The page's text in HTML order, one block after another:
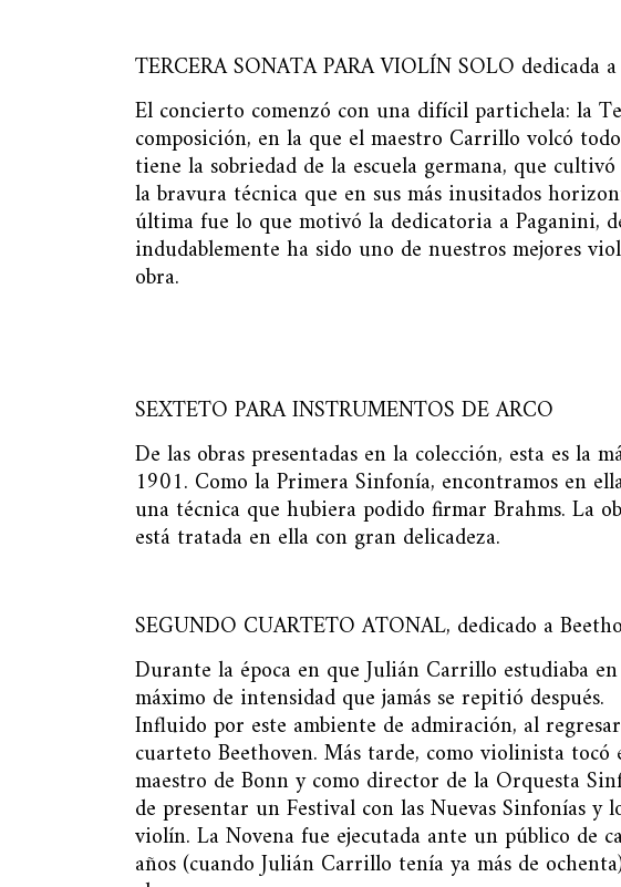
TERCERA SONATA PARA VIOLÍN SOLO dedicada
El concierto comenzó con una difícil partichela: la
composición, en la que el maestro Carrillo volcó
tiene la sobriedad de la escuela germana, que
la bravura técnica que en sus más inusitados
última fue lo que motivó la dedicatoria a Paganini,
indudablemente ha sido uno de nuestros mejores
obra.
SEXTETO PARA INSTRUMENTOS DE ARCO
De las obras presentadas en la colección, esta es la
1901. Como la Primera Sinfonía, encontramos en
una técnica que hubiera podido firmar Brahms. La
está tratada en ella con gran delicadeza.
SEGUNDO CUARTETO ATONAL, dedicado a
Durante la época en que Julián Carrillo estudiaba
máximo de intensidad que jamás se repitió después.
Influido por este ambiente de admiración, al
cuarteto Beethoven. Más tarde, como violinista tocó
maestro de Bonn y como director de la Orquesta
de presentar un Festival con las Nuevas Sinfonías
violín. La Novena fue ejecutada ante un público de
años (cuando Julián Carrillo tenía ya más de